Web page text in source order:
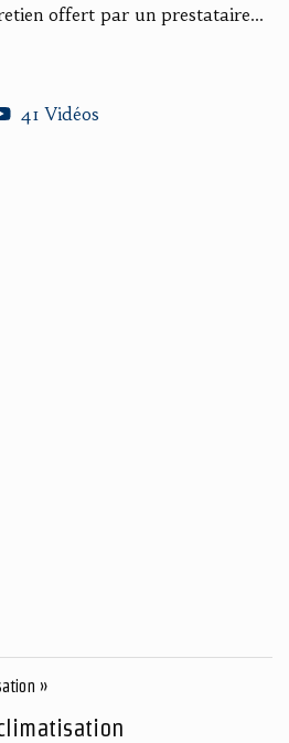
offert par un prestataire...
41 Vidéos
»